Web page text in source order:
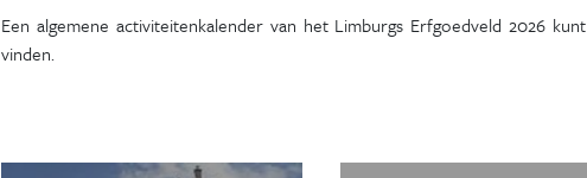
Een algemene activiteitenkalender van het Limburgs Erfgoedveld 2026
vinden.